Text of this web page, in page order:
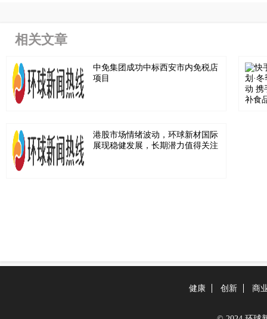
相关文章
中免集团成功中标西安市内免税店
项目
港股市场情绪波动，环球新材国际
展现稳健发展，长期潜力值得关注
健康 创新 商